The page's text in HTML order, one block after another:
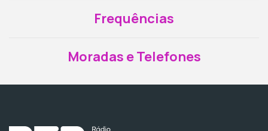
Frequências
Moradas e Telefones